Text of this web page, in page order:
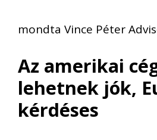
mondta Vince Péter
Az amerikai
lehetnek jók,
kérdéses